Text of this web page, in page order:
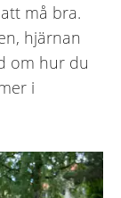
må bra.
hjärnan
om hur du
i